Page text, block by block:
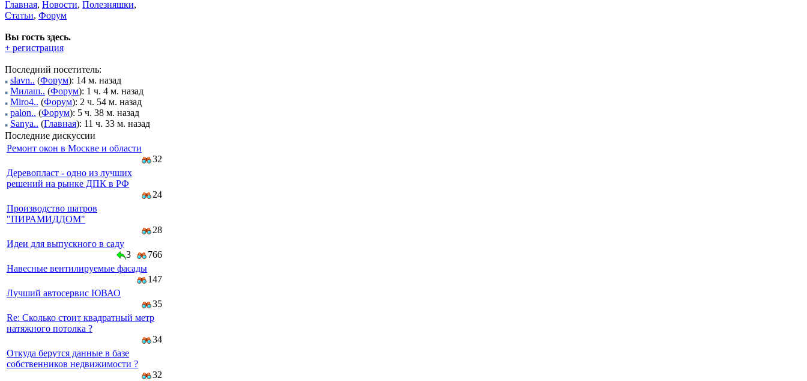
Главная, Новости, Полезняшки,
Статьи, Форум
Вы гость здесь.
+ регистрация
Последний посетитель:
slavn.. (Форум): 14 м. назад
Милаш.. (Форум): 1 ч. 4 м. назад
Miro4.. (Форум): 2 ч. 54 м. назад
palon.. (Форум): 5 ч. 38 м. назад
Sanya.. (Главная): 11 ч. 33 м. назад
Последние дискуссии
Ремонт окон в Москве и области
32
Деревопласт - одно из лучших
решений на рынке ДПК в РФ
24
Производство шатров
"ПИРАМИДДОМ"
28
Идеи для выпускного в саду
3
766
Навесные вентилируемые фасады
147
Лучший автосервис ЮВАО
35
Re: Сколько стоит квадратный метр
натяжного потолка ?
34
Откуда берутся данные в базе
собственников недвижимости ?
32